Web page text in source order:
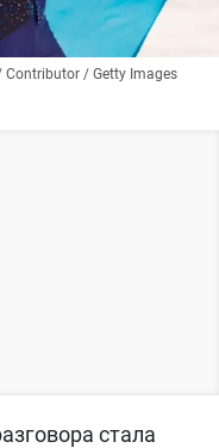
/ Getty Images
стала